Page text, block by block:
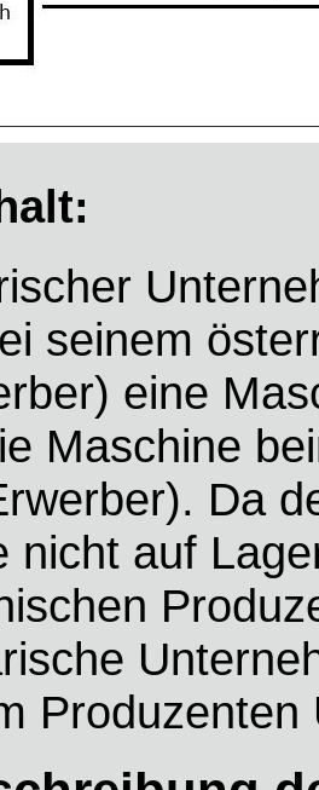
seinem
eine
Maschine
Da
nicht auf